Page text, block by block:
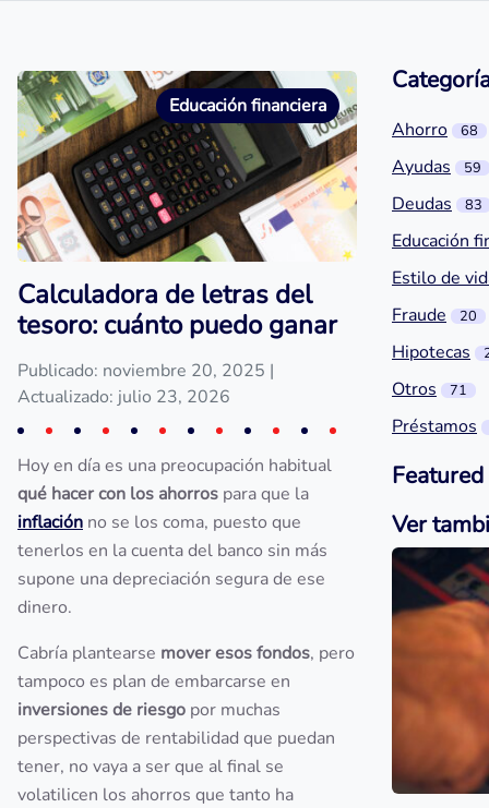
Educación financiera
Calculadora de letras del
tesoro: cuánto puedo ganar
Publicado: noviembre 20, 2025 |
Actualizado: julio 23, 2026
Hoy en día es una preocupación habitual
qué hacer con los ahorros para que la
inflación no se los coma, puesto que
tenerlos en la cuenta del banco sin más
supone una depreciación segura de ese
dinero.
Cabría plantearse mover esos fondos, pero
tampoco es plan de embarcarse en
inversiones de riesgo por muchas
perspectivas de rentabilidad que puedan
tener, no vaya a ser que al final se
volatilicen los ahorros que tanto ha
Ahorro 68
Ayudas 59
Deudas 83
Educación
Estilo de
Fraude
20
Hipotecas
Otros 71
Préstamos
Ver